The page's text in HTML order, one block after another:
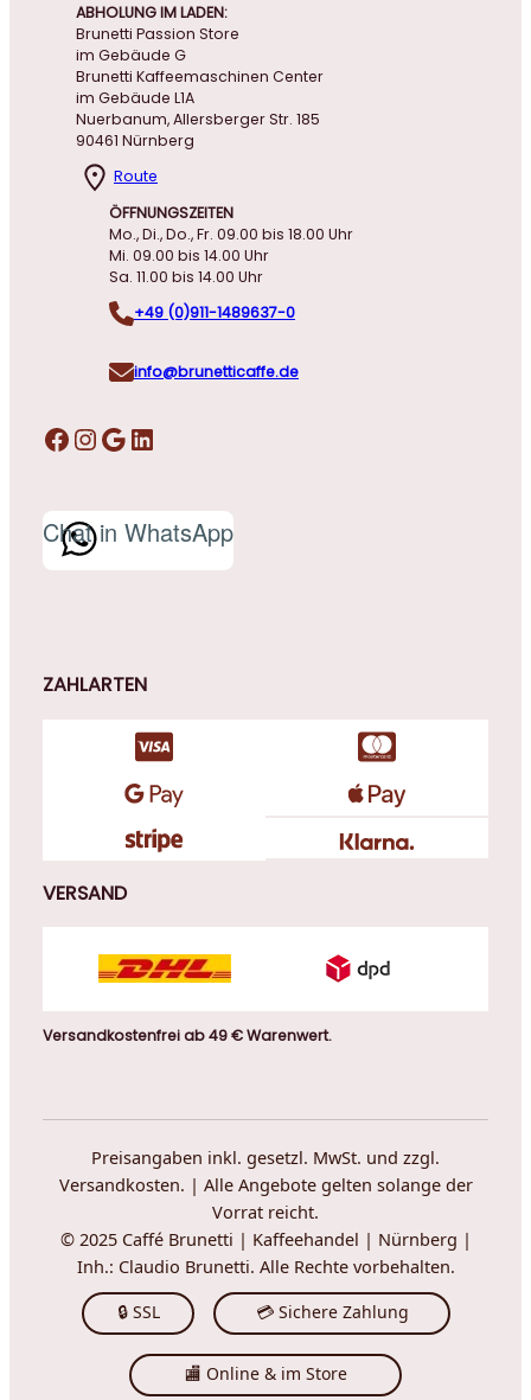
ABHOLUNG IM LADEN:
Brunetti Passion Store
im Gebäude G
Brunetti Kaffeemaschinen Center
im Gebäude L1A
Nuerbanum, Allersberger Str. 185
90461 Nürnberg
Route
ÖFFNUNGSZEITEN
Mo., Di., Do., Fr. 09.00 bis 18.00 Uhr
Mi. 09.00 bis 14.00 Uhr
Sa. 11.00 bis 14.00 Uhr
+49 (0)911-1489637-0
info@brunetticaffe.de
Facebook InstagramGoogle LinkedIn
Chat in WhatsApp
ZAHLARTEN
VERSAND
Versandkostenfrei ab 49 € Warenwert.
Preisangaben inkl. gesetzl. MwSt. und zzgl.
Versandkosten. | Alle Angebote gelten solange der
Vorrat reicht.
© 2025 Caffé Brunetti | Kaffeehandel | Nürnberg |
Inh.: Claudio Brunetti. Alle Rechte vorbehalten.
🔒 SSL 💳 Sichere Zahlung
🏬 Online & im Store